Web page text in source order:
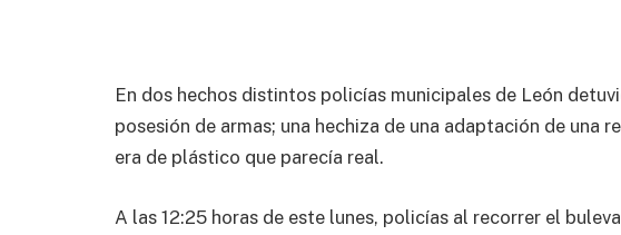
En dos hechos distintos policías municipales de León
posesión de armas; una hechiza de una adaptación de una
era de plástico que parecía real.
A las 12:25 horas de este lunes, policías al recorrer el